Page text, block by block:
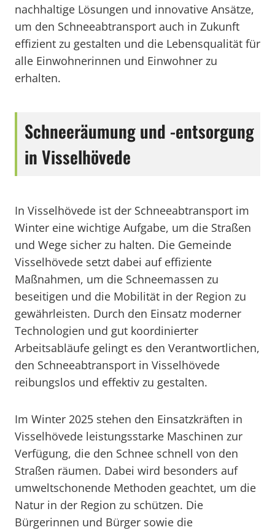
nachhaltige Lösungen und innovative Ansätze,
um den Schneeabtransport auch in Zukunft
effizient zu gestalten und die Lebensqualität für
alle Einwohnerinnen und Einwohner zu
erhalten.
Schneeräumung und -entsorgung
in Visselhövede
In Visselhövede ist der Schneeabtransport im
Winter eine wichtige Aufgabe, um die Straßen
und Wege sicher zu halten. Die Gemeinde
Visselhövede setzt dabei auf effiziente
Maßnahmen, um die Schneemassen zu
beseitigen und die Mobilität in der Region zu
gewährleisten. Durch den Einsatz moderner
Technologien und gut koordinierter
Arbeitsabläufe gelingt es den Verantwortlichen,
den Schneeabtransport in Visselhövede
reibungslos und effektiv zu gestalten.
Im Winter 2025 stehen den Einsatzkräften in
Visselhövede leistungsstarke Maschinen zur
Verfügung, die den Schnee schnell von den
Straßen räumen. Dabei wird besonders auf
umweltschonende Methoden geachtet, um die
Natur in der Region zu schützen. Die
Bürgerinnen und Bürger sowie die